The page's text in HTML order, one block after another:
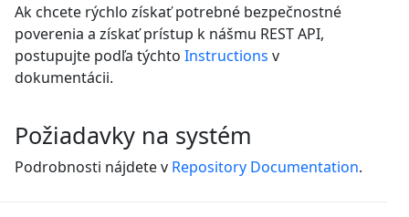
Ak chcete rýchlo získať potrebné bezpečnostné
poverenia a získať prístup k nášmu REST API,
postupujte podľa týchto Instructions v
dokumentácii.
Požiadavky na systém
Podrobnosti nájdete v Repository Documentation.